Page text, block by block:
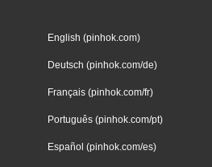
English (pinhok.com)
Deutsch (pinhok.com/de)
Français (pinhok.com/fr)
Português (pinhok.com/pt)
Español (pinhok.com/es)